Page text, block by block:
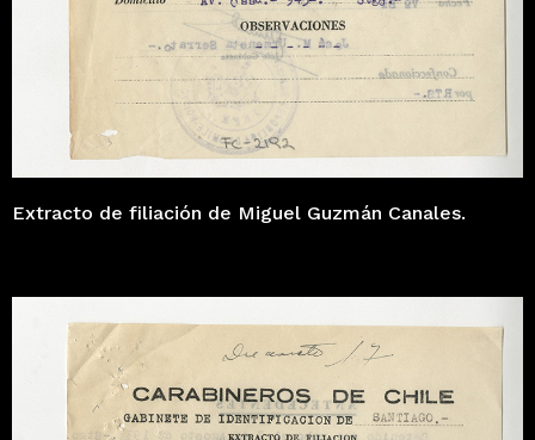
Extracto de filiación de Miguel Guzmán Canales.